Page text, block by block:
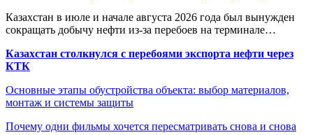
Казахстан в июле и начале августа 2026 года был вынужден
сокращать добычу нефти из-за перебоев на терминале…
Казахстан столкнулся с перебоями экспорта нефти через
КТК
Основные этапы обустройства объекта: выбор материалов,
монтаж и системы защиты
Почему одни фильмы хочется пересматривать снова и снова